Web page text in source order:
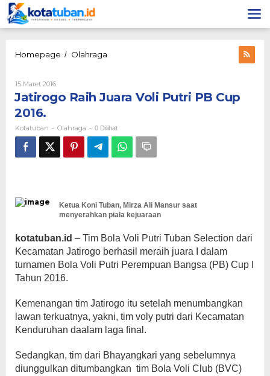
Lewati
ke
konten
Homepage / Olahraga
Putri
2016.
15 Maret 2016Oleh
Kotatuban
Jatirogo Raih Juara Voli Putri PB Cup
2016.
Kotatuban - Olahraga - 0 Dilihat
Ketua Koni Tuban, Mirza Ali Mansur saat
menyerahkan piala kejuaraan
kotatuban.id – Tim Bola Voli Putri Tuban Selection dari
Kecamatan Jatirogo berhasil meraih juara I dalam
turnamen Bola Voli Putri Perempuan Bangsa (PB) Cup I
Tahun 2016.
Kemenangan tim Jatirogo itu setelah menumbangkan
lawan terkuatnya, yakni, tim voly putri dari Kecamatan
Kenduruhan daalam laga final.
Sedangkan, tim dari Bhayangkari yang sebelumnya
diunggulkan ditumbangkan tim Bola Voli Club (BVC)